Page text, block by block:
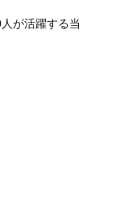
が活躍する当